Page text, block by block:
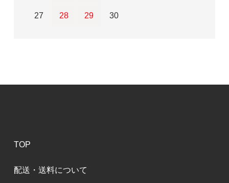
27 28 29 30
TOP
配送・送料について